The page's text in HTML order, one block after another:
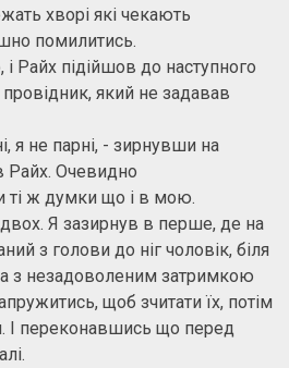
хворі які чекають
помилитись.
Райх підійшов до наступного
який не задавав
я не парні, - зирнувши на
Райх. Очевидно
ті ж думки що і в мою.
Я зазирнув в перше, де на
з голови до ніг чоловік, біля
з незадоволеним затримкою
щоб зчитати їх, потім
І переконавшись що перед